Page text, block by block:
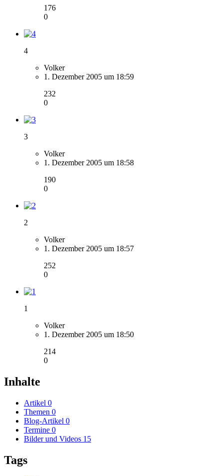
176
0
4
Volker
1. Dezember 2005 um 18:59
232
0
3
Volker
1. Dezember 2005 um 18:58
190
0
2
Volker
1. Dezember 2005 um 18:57
252
0
1
Volker
1. Dezember 2005 um 18:50
214
0
Inhalte
Artikel 0
Themen 0
Blog-Artikel 0
Termine 0
Bilder und Videos 15
Tags